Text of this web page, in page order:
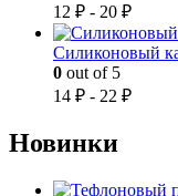
12 ₽ - 20 ₽
Силиконовый
0 out of 5
14 ₽ - 22 ₽
Новинки